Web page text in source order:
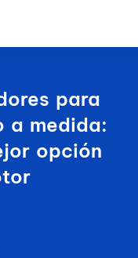
para
a medida:
opción